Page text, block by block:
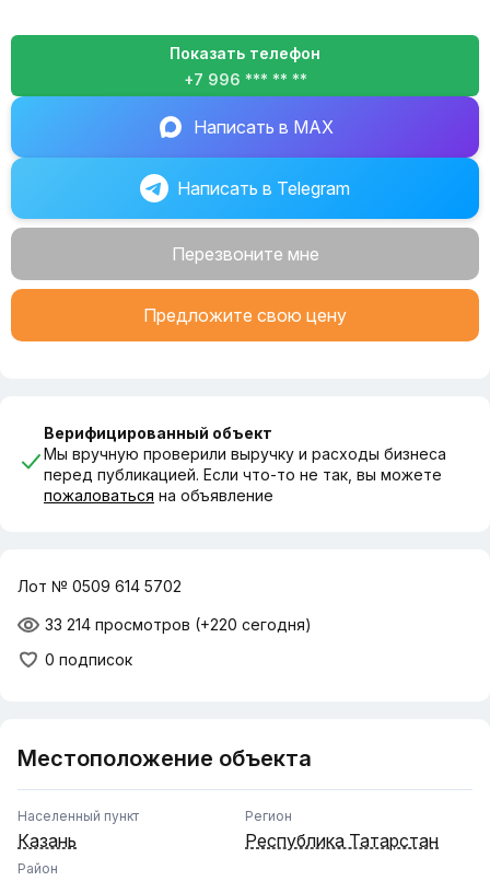
Показать телефон
+7 996 *** ** **
Написать в MAX
Написать в Telegram
Перезвоните мне
Предложите свою цену
Верифицированный объект
Мы вручную проверили выручку и расходы бизнеса
перед публикацией. Если что-то не так, вы можете
пожаловаться на объявление
Лот № 0509 614 5702
33 214 просмотров (+220 сегодня)
0 подписок
Местоположение объекта
Населенный пункт
Казань
Регион
Республика Татарстан
Район